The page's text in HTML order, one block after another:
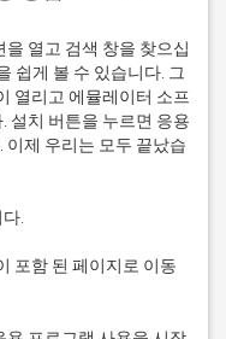
열고 검색 창을 찾으십
쉽게 볼 수 있습니다. 그
열리고 에뮬레이터 소프
설치 버튼을 누르면 응용
이제 우리는 모두 끝났습